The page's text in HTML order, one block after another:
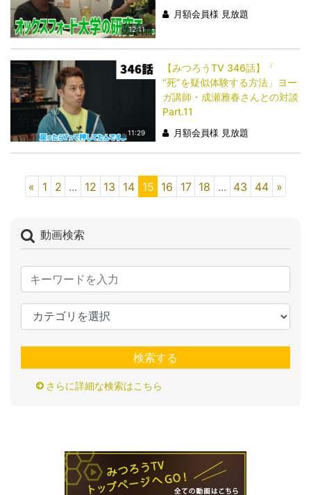
12:11
月額会員様 見放題
11:29
【みつろうTV 346話】「​​​​​​​
“死”を疑似体験する方法」ヨー
ガ講師・成瀬雅春さんとの対談
Part.11
月額会員様 見放題
« 1 2 ... 12 13 14 15 16 17 18 ... 43 44 »
動画検索
検索する
さらに詳細な検索はこちら